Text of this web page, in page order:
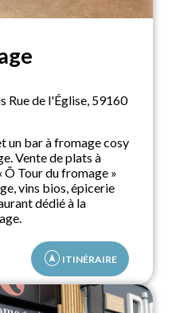
Rue de l'Église, 59160
un bar à fromage cosy
Vente de plats à
Ô Tour du fromage »
vins bios, épicerie
dédié à la
assistant_navigation ITINÉRAIRE